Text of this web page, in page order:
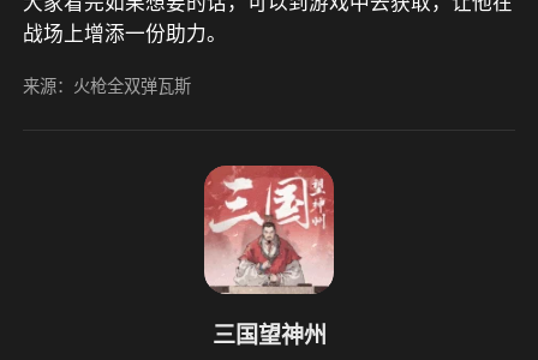
战场上增添一份助力。
来源：火枪全双弹瓦斯
三国望神州